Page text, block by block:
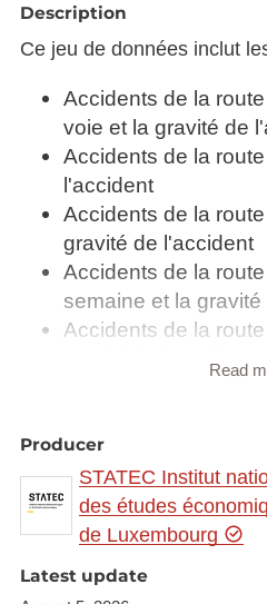
Description
Ce jeu de données inclut
Accidents de la
voie et la gravité de
Accidents de la
l'accident
Accidents de la
gravité de l'accident
Accidents de la
semaine et la
Accidents de la
gravité de l'accident
Accidents déclarés
d'assurance contre
industrielle - régime
Accès et utilisation
2005-2022
Read
Producer
STATEC Institut
des études
de Luxembourg
Latest update